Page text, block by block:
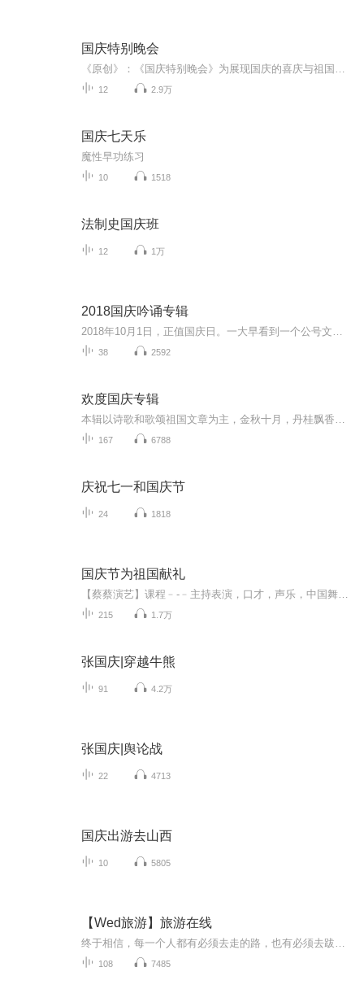
国庆特别晚会
12 2.9万
国庆七天乐
魔性早功练习
10 1518
法制史国庆班
12 1万
2018国庆吟诵专辑
38 2592
欢度国庆专辑
167 6788
庆祝七一和国庆节
24 1818
国庆节为祖国献礼
215 1.7万
张国庆|穿越牛熊
91 4.2万
张国庆|舆论战
22 4713
国庆出游去山西
10 5805
【Wed旅游】旅游在线
108 7485